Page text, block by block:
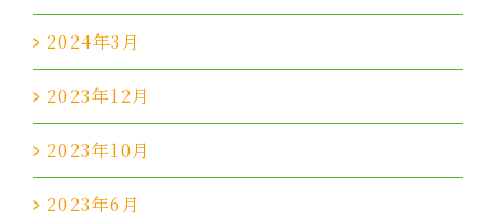
2024年3月
2023年12月
2023年10月
2023年6月